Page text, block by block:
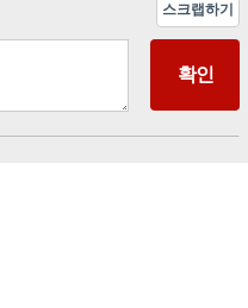
스크랩하기